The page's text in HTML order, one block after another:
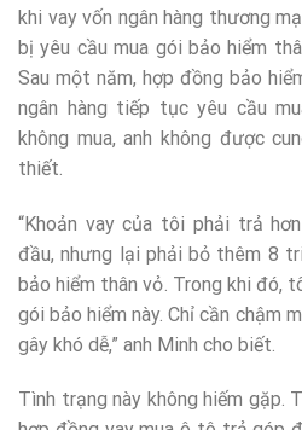
khi vay vốn ngân hàng thương
bị yêu cầu mua gói bảo hiểm
Sau một năm, hợp đồng bảo
ngân hàng tiếp tục yêu cầu
không mua, anh không được
thiết.
“Khoản vay của tôi phải trả
đầu, nhưng lại phải bỏ thêm 8
bảo hiểm thân vỏ. Trong khi đó,
gói bảo hiểm này. Chỉ cần chậm
gây khó dễ,” anh Minh cho biết.
Tình trạng này không hiếm gặp.